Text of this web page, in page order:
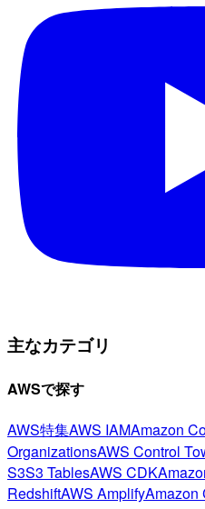
主なカテゴリ
AWSで探す
AWS特集AWS IAMAmazon
OrganizationsAWS Control
S3S3 TablesAWS CDK
RedshiftAWS AmplifyAmazon